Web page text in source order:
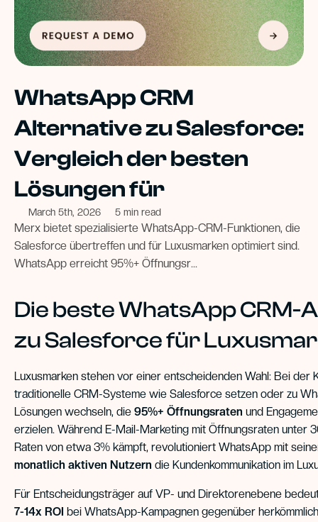
WhatsApp CRM
Alternative zu Salesforce:
Vergleich der besten
Lösungen für
March 5th, 2026 5 min read
Merx bietet spezialisierte WhatsApp-CRM-Funktionen, die
Salesforce übertreffen und für Luxusmarken optimiert sind.
WhatsApp erreicht 95%+ Öffnungsr...
Die beste WhatsApp CRM-
zu Salesforce für
Luxusmarken stehen vor einer entscheidenden Wahl: Bei der
traditionelle CRM-Systeme wie Salesforce setzen oder zu
Lösungen wechseln, die 95%+ Öffnungsraten und
erzielen. Während E-Mail-Marketing mit Öffnungsraten unter
Raten von etwa 3% kämpft, revolutioniert WhatsApp mit
monatlich aktiven Nutzern die Kundenkommunikation im
Für Entscheidungsträger auf VP- und Direktorenebene
7-14x ROI bei WhatsApp-Kampagnen gegenüber